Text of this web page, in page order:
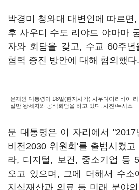
박경미 청와대 대변인에 따르면
후 사우디 수도 리야드 야마마
자와 회담을 갖고, 수교 60주
협력 증진 방안에 대해 협의했다.
문재인 대통령이 18일(현지시각) 사우디아라비아
살만 왕세자와 공식회담을 하고 있다. 사진/뉴시스
문 대통령은 이 자리에서 "2017
비전2030 위원회'를 출범시켰
라, 디지털, 보건, 중소기업 등
오고 있으며, 그에 더해서 수소
지식재산과 의료 등 미래 분야